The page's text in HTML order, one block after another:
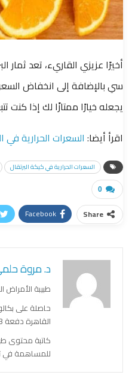
أخيرًا عزيزي القاريء، تعد ثمار
سي بالإضافة إلى انخفاض
يجعله خيارًا ممتازًا لك إذا كنت
اقرأ أيضا: السعرات الحرارية في
السعرات الحرارية في كيكة البرتقال
0
Share
Facebook
د. مروة
طبيبة الأمراض
حاصلة على
القاهرة دفعة 2003.
كاتبة محتوى
للمساهمة في